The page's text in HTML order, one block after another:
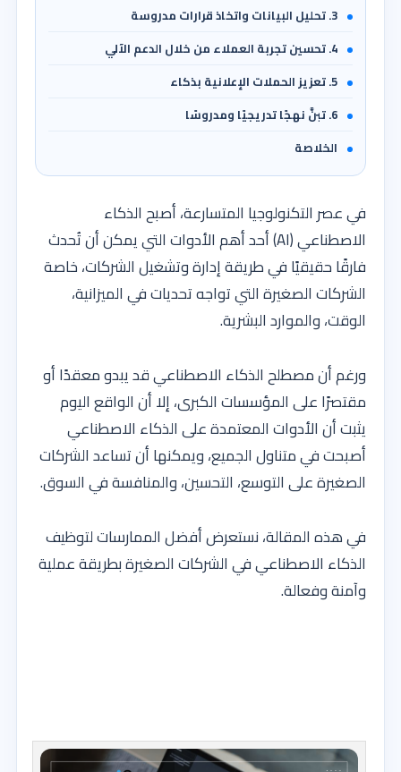
3. تحليل البيانات واتخاذ قرارات مدروسة
4. تحسين تجربة العملاء من خلال الدعم الآلي
5. تعزيز الحملات الإعلانية بذكاء
6. تبنَّ نهجًا تدريجيًا ومدروسًا
الخلاصة
في عصر التكنولوجيا المتسارعة، أصبح الذكاء
الاصطناعي (AI) أحد أهم الأدوات التي يمكن أن تُحدث
فارقًا حقيقيًا في طريقة إدارة وتشغيل الشركات، خاصة
الشركات الصغيرة التي تواجه تحديات في الميزانية،
الوقت، والموارد البشرية.
ورغم أن مصطلح الذكاء الاصطناعي قد يبدو معقدًا أو
مقتصرًا على المؤسسات الكبرى، إلا أن الواقع اليوم
يثبت أن الأدوات المعتمدة على الذكاء الاصطناعي
أصبحت في متناول الجميع، ويمكنها أن تساعد الشركات
الصغيرة على التوسع، التحسين، والمنافسة في السوق.
في هذه المقالة، نستعرض أفضل الممارسات لتوظيف
الذكاء الاصطناعي في الشركات الصغيرة بطريقة عملية
وآمنة وفعالة.